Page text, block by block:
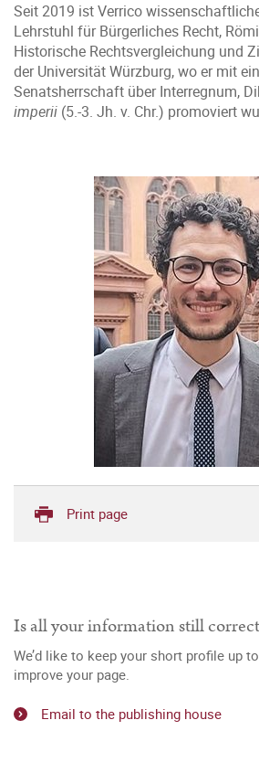
Seit 2019 ist Verrico
Lehrstuhl für Bürgerliches Recht,
Historische Rechtsvergleichung und
der Universität Würzburg, wo er mit
Senatsherrschaft über Interregnum,
imperii (5.-3. Jh. v. Chr.) promoviert
Print page
Is all your information still
We’d like to keep your short profile up
improve your page.
Email to the publishing house